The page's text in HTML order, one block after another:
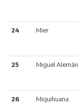
24 Mier
25 Miguel Alemán
26 Miquihuana